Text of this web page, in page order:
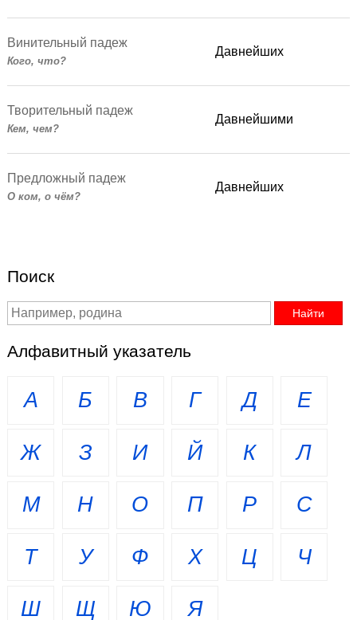
Винительный падеж
Кого, что?
Давнейших
Творительный падеж
Кем, чем?
Давнейшими
Предложный падеж
О ком, о чём?
Давнейших
Поиск
Алфавитный указатель
А Б В Г Д Е
Ж З И Й К Л
М Н О П Р С
Т У Ф Х Ц Ч
Ш Щ Ю Я